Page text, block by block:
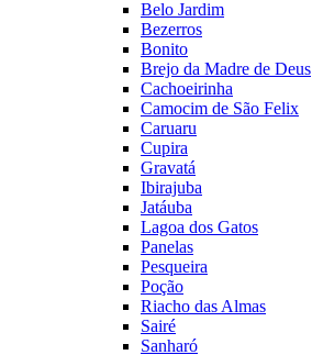
Belo Jardim
Bezerros
Bonito
Brejo da Madre de Deus
Cachoeirinha
Camocim de São Felix
Caruaru
Cupira
Gravatá
Ibirajuba
Jatáuba
Lagoa dos Gatos
Panelas
Pesqueira
Poção
Riacho das Almas
Sairé
Sanharó